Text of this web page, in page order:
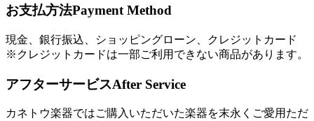
お支払方法Payment Method
現金、銀行振込、ショッピングローン、クレジットカード
※クレジットカードは一部ご利用できない商品があります。
アフターサービスAfter Service
カネトウ楽器ではご購入いただいた楽器を末永くご愛用ただ